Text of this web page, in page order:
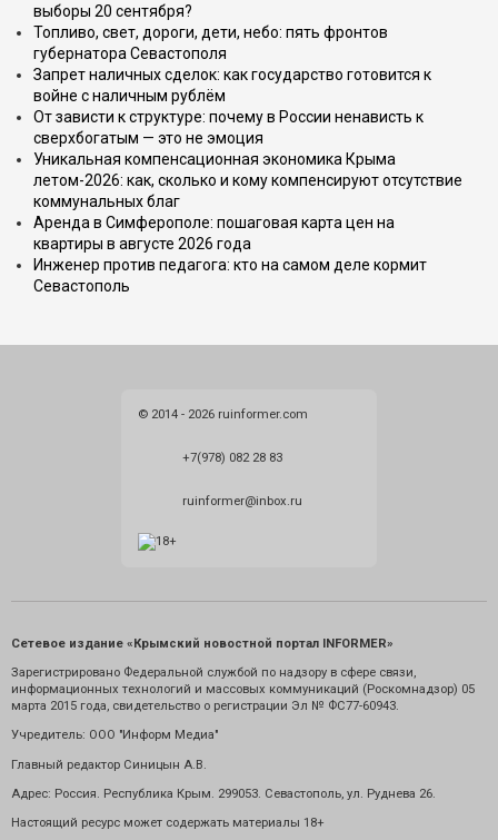
выборы 20 сентября?
Топливо, свет, дороги, дети, небо: пять фронтов
губернатора Севастополя
Запрет наличных сделок: как государство готовится к
войне с наличным рублём
От зависти к структуре: почему в России ненависть к
сверхбогатым — это не эмоция
Уникальная компенсационная экономика Крыма
летом-2026: как, сколько и кому компенсируют отсутствие
коммунальных благ
Аренда в Симферополе: пошаговая карта цен на
квартиры в августе 2026 года
Инженер против педагога: кто на самом деле кормит
Севастополь
© 2014 - 2026 ruinformer.com
+7(978) 082 28 83
ruinformer@inbox.ru
Сетевое издание «Крымский новостной портал INFORMER»
Зарегистрировано Федеральной службой по надзору в сфере связи,
информационных технологий и массовых коммуникаций (Роскомнадзор) 05
марта 2015 года, свидетельство о регистрации Эл № ФС77-60943.
Учредитель: ООО "Информ Медиа"
Главный редактор Синицын А.В.
Адрес: Россия. Республика Крым. 299053. Севастополь, ул. Руднева 26.
Настоящий ресурс может содержать материалы 18+